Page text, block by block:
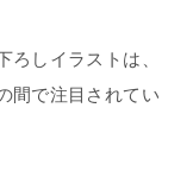
しイラストは、
間で注目されてい